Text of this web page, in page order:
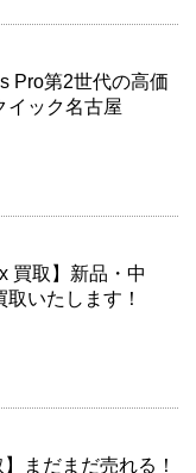
Pro第2世代の高価
イック名古屋
買取】新品・中
いたします！
まだまだ売れる！